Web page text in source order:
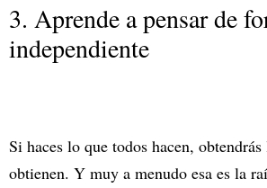
3. Aprende a pensar de
independiente
Si haces lo que todos hacen,
obtienen. Y muy a menudo esa es la